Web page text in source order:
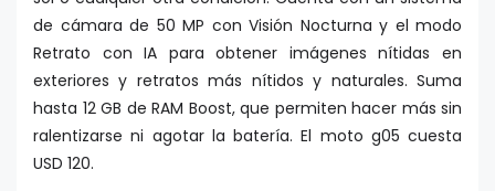
de cámara de 50 MP con Visión Nocturna y el modo
Retrato con IA para obtener imágenes nítidas en
exteriores y retratos más nítidos y naturales. Suma
hasta 12 GB de RAM Boost, que permiten hacer más sin
ralentizarse ni agotar la batería. El moto g05 cuesta
USD 120.